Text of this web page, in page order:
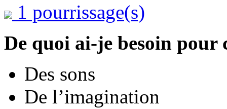
1 pourrissage(s)
De quoi ai-je besoin pour
Des sons
De l’imagination